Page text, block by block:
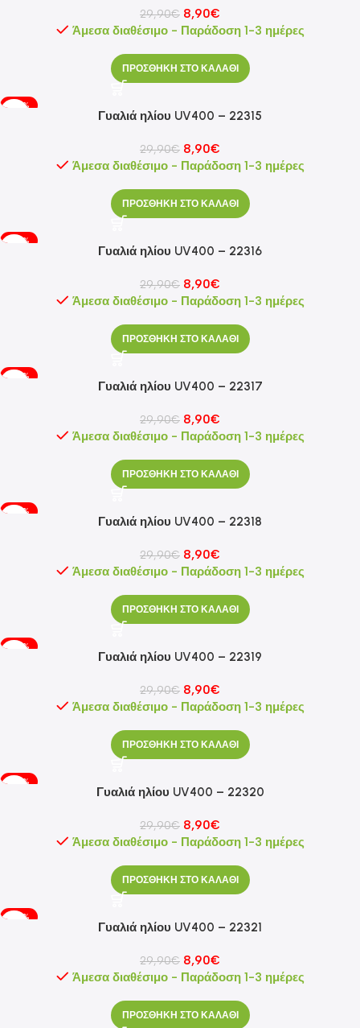
29,90€ 8,90€
Άμεσα διαθέσιμο - Παράδοση 1-3 ημέρες
ΠΡΟΣΘΗΚΗ ΣΤΟ ΚΑΛΑΘΙ
-70%
Γυαλιά ηλίου UV400 – 22315
29,90€ 8,90€
Άμεσα διαθέσιμο - Παράδοση 1-3 ημέρες
ΠΡΟΣΘΗΚΗ ΣΤΟ ΚΑΛΑΘΙ
-70%
Γυαλιά ηλίου UV400 – 22316
29,90€ 8,90€
Άμεσα διαθέσιμο - Παράδοση 1-3 ημέρες
ΠΡΟΣΘΗΚΗ ΣΤΟ ΚΑΛΑΘΙ
-70%
Γυαλιά ηλίου UV400 – 22317
29,90€ 8,90€
Άμεσα διαθέσιμο - Παράδοση 1-3 ημέρες
ΠΡΟΣΘΗΚΗ ΣΤΟ ΚΑΛΑΘΙ
-70%
Γυαλιά ηλίου UV400 – 22318
29,90€ 8,90€
Άμεσα διαθέσιμο - Παράδοση 1-3 ημέρες
ΠΡΟΣΘΗΚΗ ΣΤΟ ΚΑΛΑΘΙ
-70%
Γυαλιά ηλίου UV400 – 22319
29,90€ 8,90€
Άμεσα διαθέσιμο - Παράδοση 1-3 ημέρες
ΠΡΟΣΘΗΚΗ ΣΤΟ ΚΑΛΑΘΙ
-70%
Γυαλιά ηλίου UV400 – 22320
29,90€ 8,90€
Άμεσα διαθέσιμο - Παράδοση 1-3 ημέρες
ΠΡΟΣΘΗΚΗ ΣΤΟ ΚΑΛΑΘΙ
-70%
Γυαλιά ηλίου UV400 – 22321
29,90€ 8,90€
Άμεσα διαθέσιμο - Παράδοση 1-3 ημέρες
ΠΡΟΣΘΗΚΗ ΣΤΟ ΚΑΛΑΘΙ